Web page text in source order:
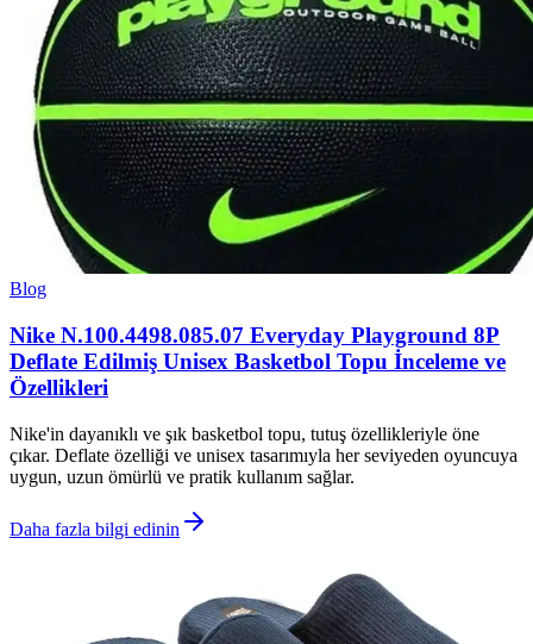
Blog
Nike N.100.4498.085.07 Everyday Playground 8P
Deflate Edilmiş Unisex Basketbol Topu İnceleme ve
Özellikleri
Nike'in dayanıklı ve şık basketbol topu, tutuş özellikleriyle öne
çıkar. Deflate özelliği ve unisex tasarımıyla her seviyeden oyuncuya
uygun, uzun ömürlü ve pratik kullanım sağlar.
Daha fazla bilgi edinin